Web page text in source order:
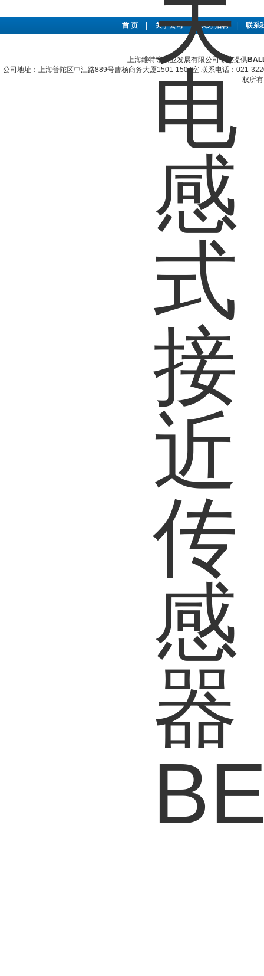
首 页 关于公司 | 人才招聘 联系
上海维特锐实业发展有限公司专业提供
公司地址：上海普陀区中江路889号曹杨商务大厦1501-1504室 联系电话：021-
权所